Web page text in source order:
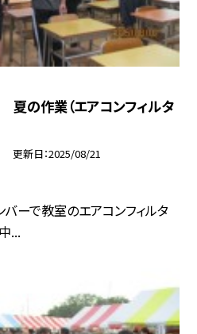
夏の作業（エアコンフィルタ
更新日 2025/08/21
バーで教室のエアコンフィルタ
...